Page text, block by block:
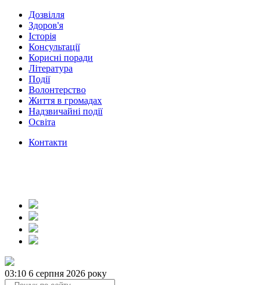
Дозвілля
Здоров'я
Історія
Консультації
Корисні поради
Література
Події
Волонтерство
Життя в громадах
Надзвичайні події
Освіта
Контакти
03:10 6 серпня 2026 року